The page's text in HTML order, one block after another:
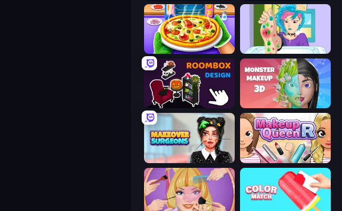
Pizza Maker Feet's Doctor Urgent Care
Roombox Design Monster Makeup 3D
Makeover Surgeons Make Up Queen R